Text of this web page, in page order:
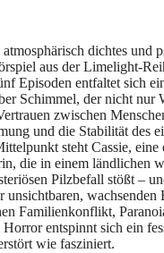
atmosphärisch dichtes und
aus der Limelight-
Episoden entfaltet sich
Schimmel, der nicht nur
zwischen
und die Stabilität des
steht Cassie, eine
die in einem ländlichen
Pilzbefall stößt –
unsichtbaren, wachsenden
Familienkonflikt,
entspinnt sich ein
wie fasziniert.